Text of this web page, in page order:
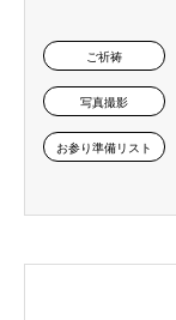
ご祈祷
写真撮影
お参り準備リスト